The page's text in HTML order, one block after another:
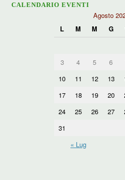
CALENDARIO EVENTI
Agosto
L
M M G
3
4 5 6
10
11 12 13
17
18 19 20
24
25 26 27
31
« Lug